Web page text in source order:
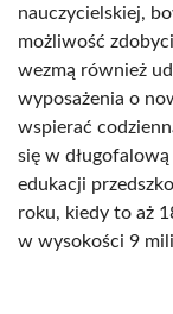
nauczycielskiej,
możliwość
wezmą również
wyposażenia o
wspierać
się w
edukacji
roku, kiedy to aż
w wysokości 9